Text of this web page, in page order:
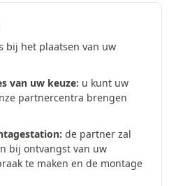
bij het plaatsen van uw
van uw keuze: u kunt uw
partnercentra brengen
de partner zal
bij ontvangst van uw
te maken en de montage